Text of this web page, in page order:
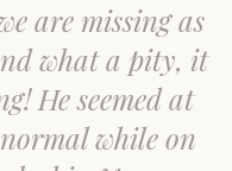
are missing as
what a pity, it
He seemed at
while on